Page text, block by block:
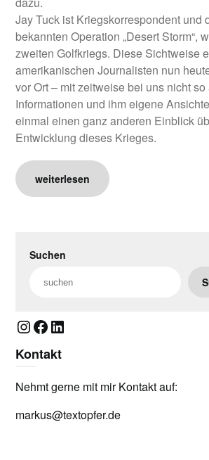
Jay Tuck ist Kriegskorrespondent und
bekannten Operation „Desert Storm“,
zweiten Golfkriegs. Diese Sichtweise
amerikanischen Journalisten nun
vor Ort – mit zeitweise bei uns nicht
Informationen und ihm eigene
einmal einen ganz anderen Einblick
Entwicklung dieses Krieges.
weiterlesen
Suchen
Instagram
Facebook
LinkedIn
Kontakt
Nehmt gerne mit mir Kontakt auf:
markus@textopfer.de